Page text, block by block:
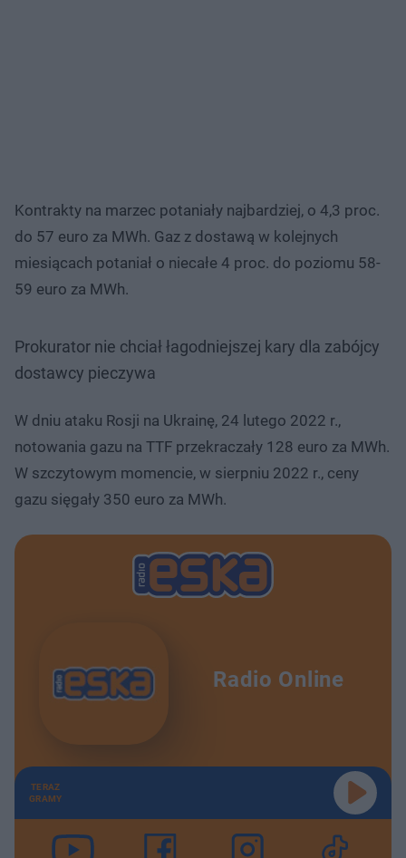
Kontrakty na marzec potaniały najbardziej, o 4,3 proc.
do 57 euro za MWh. Gaz z dostawą w kolejnych
miesiącach potaniał o niecałe 4 proc. do poziomu 58-
59 euro za MWh.
Prokurator nie chciał łagodniejszej kary dla zabójcy
dostawcy pieczywa
W dniu ataku Rosji na Ukrainę, 24 lutego 2022 r.,
notowania gazu na TTF przekraczały 128 euro za MWh.
W szczytowym momencie, w sierpniu 2022 r., ceny
gazu sięgały 350 euro za MWh.
Radio Online
TERAZ
GRAMY